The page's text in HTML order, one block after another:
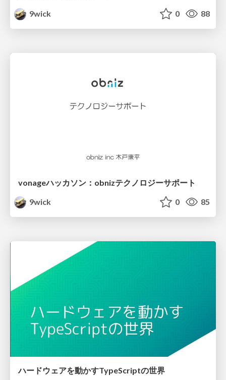
9wick
0 88
vonageハッカソン：obnizテクノロジーサポート
9wick
0 85
ハードウェアを動かすTypeScriptの世界